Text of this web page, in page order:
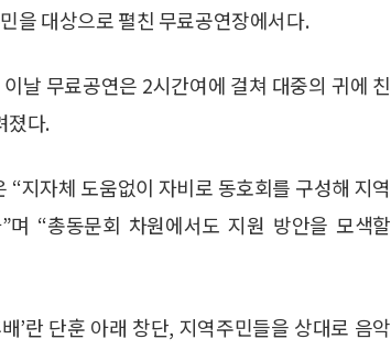
을 대상으로 펼친 무료공연장에서다.
날 무료공연은 2시간여에 걸쳐 대중의 귀에 친
졌다.
지자체 도움없이 자비로 동호회를 구성해 지역
“총동문회 차원에서도 지원 방안을 모색할
’란 단훈 아래 창단, 지역주민들을 상대로 음악